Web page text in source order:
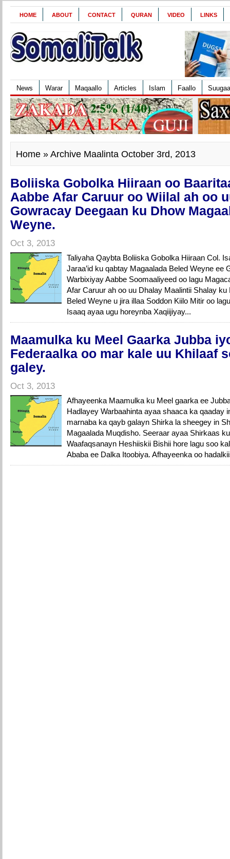
HOME ABOUT CONTACT QURAN VIDEO LINKS
News Warar Maqaallo Articles Islam Faallo
Home » Archive Maalinta October 3rd, 2013
Boliiska Gobolka Hiiraan oo
Aabbe Afar Caruur oo Wiilal ah oo
Gowracay Deegaan ku Dhow
Weyne.
Oct 3, 2013
Taliyaha Qaybta Boliiska Gobolka Hiiraan Col.
Jaraa’id ku qabtay Magaalada Beled Weyne ee
Warbixiyay Aabbe Soomaaliyeed oo lagu
Afar Caruur ah oo uu Dhalay Maalintii Shalay
Beled Weyne u jira illaa Soddon Kiilo Mitir oo
Isaaq ayaa ugu horeynba Xaqiijiyay...
Maamulka ku Meel Gaarka Jubba
Federaalka oo mar kale uu Khilaaf
galey.
Oct 3, 2013
Afhayeenka Maamulka ku Meel gaarka ee
Hadlayey Warbaahinta ayaa shaaca ka qaaday
marnaba ka qayb galayn Shirka la sheegey in
Magaalada Muqdisho. Seeraar ayaa Shirkaas
Waafaqsanayn Heshiiskii Bishii hore lagu soo
Ababa ee Dalka Itoobiya. Afhayeenka oo